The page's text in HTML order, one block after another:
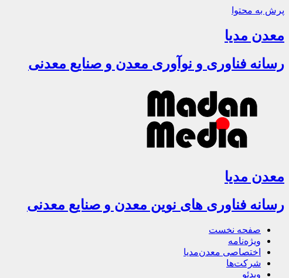
پرش به محتوا
معدن مدیا
رسانه فناوری و نوآوری معدن و صنایع معدنی
معدن مدیا
رسانه فناوری های نوین معدن و صنایع معدنی
صفحه نخست
ویژه‌نامه
اختصاصی معدن‌مدیا
شرکت‌ها
ویدئو